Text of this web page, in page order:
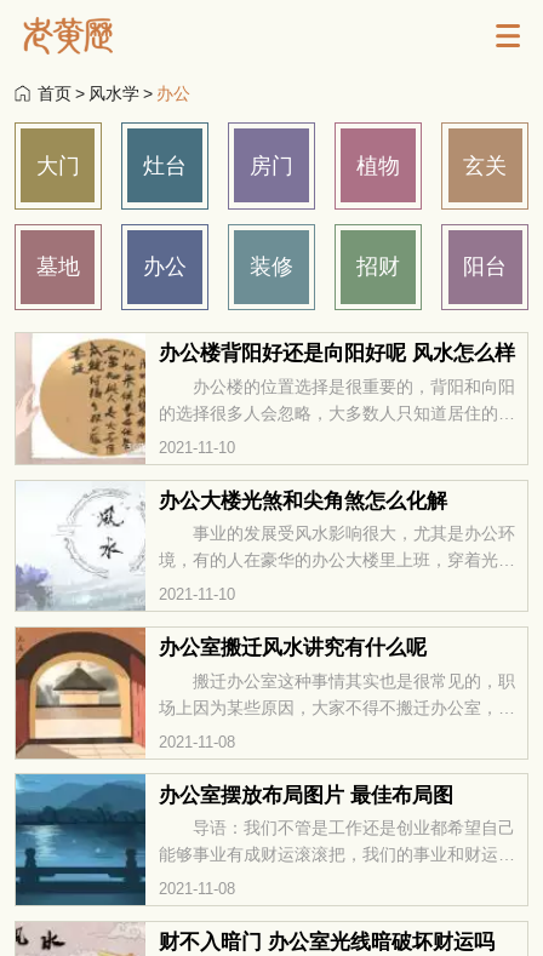
首页> 风水学> 办公
大门 灶台 房门 植物 玄关
墓地 办公 装修 招财 阳台
办公楼背阳好还是向阳好呢 风水怎么样
办公楼的位置选择是很重要的，背阳和向阳
的选择很多人会忽略，大多数人只知道居住的房
子会有这样的选择，但是并不知道办公楼也有这
样的选择，要想风水好，这方面是不能够忽略
的。那么今天就让我们一起来看看，办公楼背阳
旺 办公楼背阳能够带动大家的财运，这种时
候大家在职场中是敢于尝试的，一些工作项目看
起来很困难，但是大家并没有害怕和退缩，大家
会勇敢的去尝试别人不敢尝
2021-11-10
办公大楼光煞和尖角煞怎么化解
事业的发展受风水影响很大，尤其是办公环
境，有的人在豪华的办公大楼里上班，穿着光鲜
亮丽，但是工作却屡屡碰壁，这有可能是办公大
楼风水不好，受光煞或者尖角煞等煞气影响，遇
到这样的情况，有什么方法可以化解呢？ 巧
设置成落地窗，阳光就会直接照射到办公室里，
会影响工作情绪和人际关系。可以使用遮光窗帘
来遮挡，可有效避开光煞。窗帘不能一天24小时
都遮挡着，否则室内阴气
2021-11-10
办公室搬迁风水讲究有什么呢
搬迁办公室这种事情其实也是很常见的，职
场上因为某些原因，大家不得不搬迁办公室，当
然了，搬迁办公室的时候大家要注意到风水的变
动，风水讲究注意了，那么搬迁办公室也许是好
事情。那么今天就让我们一起来看看，办公室搬
室搬迁的时候要小心注意，不要撞到门，因为撞
到门之后大家在职场上遇见的坎坷是会变多的，
所以搬迁的过程是需要处处小心的，不要着急，
一些防护措施是要做好的
2021-11-08
办公室摆放布局图片 最佳布局图
导语：我们不管是工作还是创业都希望自己
能够事业有成财运滚滚把，我们的事业和财运除
了自己本身的努力以外，风水命运也是很重要
的，很多人本身财运不好，所以要通过风水来改
变。今天我们一起来看看办公室摆放布局图
2021-11-08
财不入暗门 办公室光线暗破坏财运吗